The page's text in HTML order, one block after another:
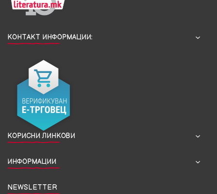
КОНТАКТ ИНФОРМАЦИИ:
КОРИСНИ ЛИНКОВИ
ИНФОРМАЦИИ
NEWSLETTER